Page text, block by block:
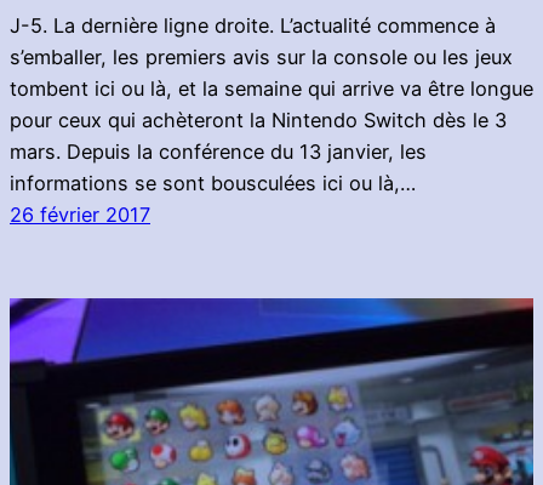
J-5. La dernière ligne droite. L’actualité commence à
s’emballer, les premiers avis sur la console ou les jeux
tombent ici ou là, et la semaine qui arrive va être longue
pour ceux qui achèteront la Nintendo Switch dès le 3
mars. Depuis la conférence du 13 janvier, les
informations se sont bousculées ici ou là,…
26 février 2017